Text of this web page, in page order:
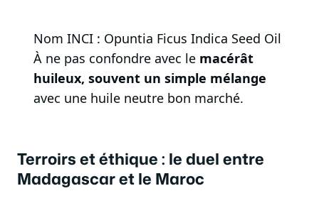
Nom INCI : Opuntia Ficus Indica Seed Oil
À ne pas confondre avec le macérât
huileux, souvent un simple mélange
avec une huile neutre bon marché.
Terroirs et éthique : le duel entre
Madagascar et le Maroc